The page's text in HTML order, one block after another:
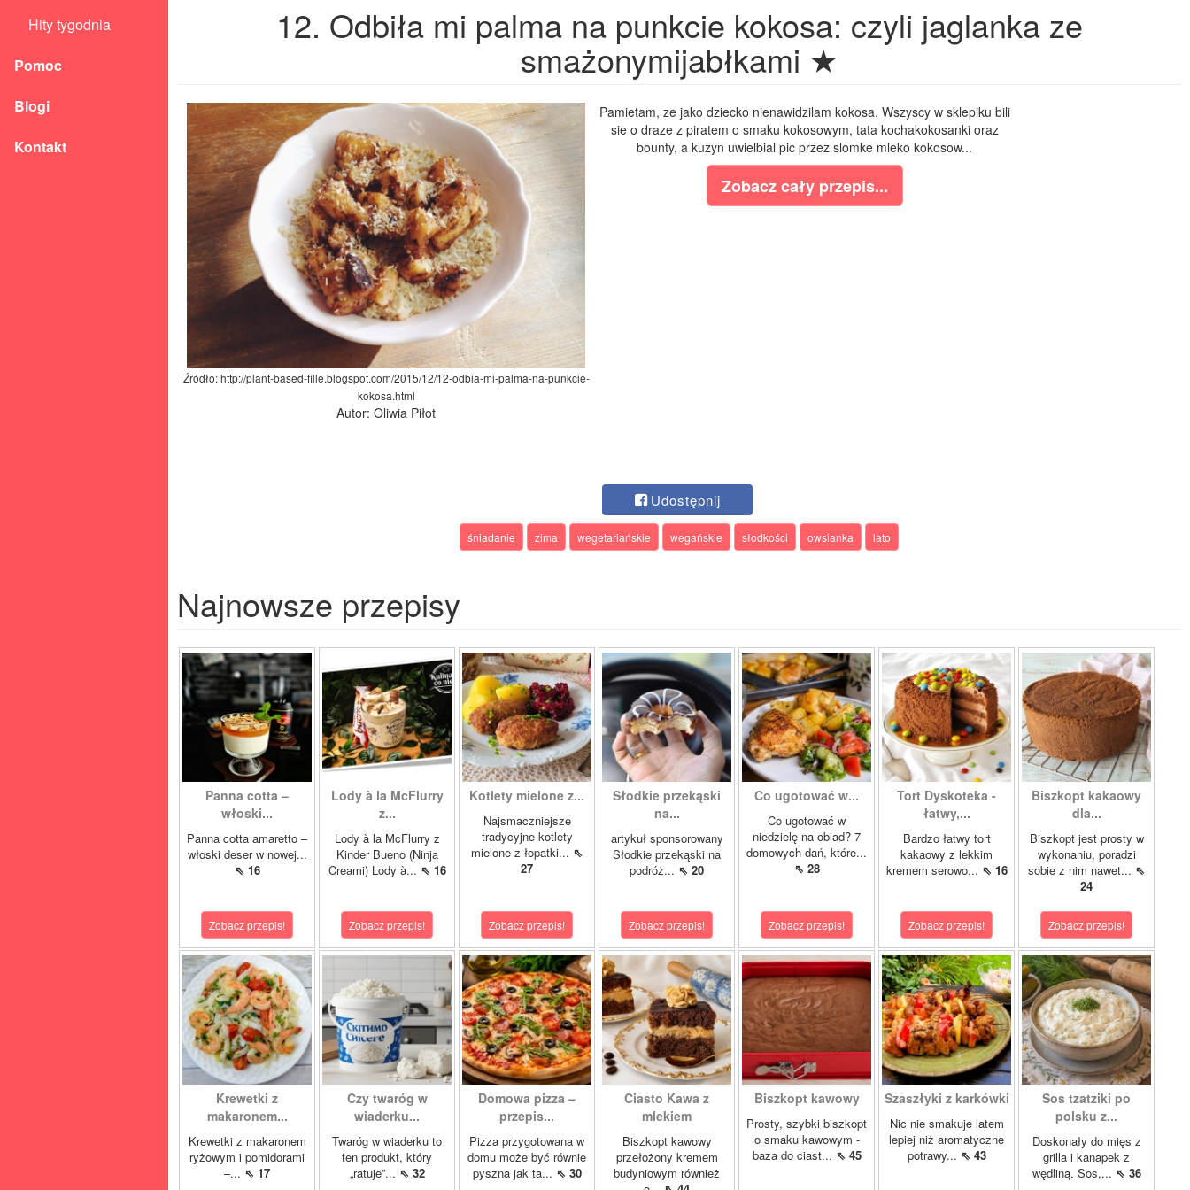
Hity tygodnia
Pomoc
Blogi
Kontakt
12. Odbiła mi palma na punkcie kokosa: czyli jaglanka ze
smażonymijabłkami ★
Źródło: http://plant-based-fille.blogspot.com/2015/12/12-odbia-mi-palma-na-punkcie-
kokosa.html
Autor: Oliwia Piłot
Pamietam, ze jako dziecko nienawidzilam kokosa. Wszyscy w sklepiku bili
sie o draze z piratem o smaku kokosowym, tata kochakokosanki oraz
bounty, a kuzyn uwielbial pic przez slomke mleko kokosow...
Zobacz cały przepis...
Udostępnij
śniadanie zima wegetariańskie wegańskie słodkości owsianka lato
Najnowsze przepisy
Panna cotta –
włoski...
Panna cotta amaretto –
włoski deser w nowej...
⇖ 16
Zobacz przepis!
Lody à la McFlurry
z...
Lody à la McFlurry z
Kinder Bueno (Ninja
Creami) Lody à... ⇖ 16
Zobacz przepis!
Kotlety mielone z...
Najsmaczniejsze
tradycyjne kotlety
mielone z łopatki... ⇖
27
Zobacz przepis!
Słodkie przekąski
na...
artykuł sponsorowany
Słodkie przekąski na
podróż... ⇖ 20
Zobacz przepis!
Co ugotować w...
Co ugotować w
niedzielę na obiad? 7
domowych dań, które...
⇖ 28
Zobacz przepis!
Tort Dyskoteka -
łatwy,...
Bardzo łatwy tort
kakaowy z lekkim
kremem serowo... ⇖ 16
Zobacz przepis!
Biszkopt kakaowy
dla...
Biszkopt jest prosty w
wykonaniu, poradzi
sobie z nim nawet... ⇖
24
Zobacz przepis!
Krewetki z
makaronem...
Krewetki z makaronem
ryżowym i pomidorami
–... ⇖ 17
Czy twaróg w
wiaderku...
Twaróg w wiaderku to
ten produkt, który
„ratuje”... ⇖ 32
Domowa pizza –
przepis...
Pizza przygotowana w
domu może być równie
pyszna jak ta... ⇖ 30
Ciasto Kawa z
mlekiem
Biszkopt kawowy
przełożony kremem
budyniowym również
Biszkopt kawowy
Prosty, szybki biszkopt
o smaku kawowym -
baza do ciast... ⇖ 45
Szaszłyki z karkówki
Nic nie smakuje latem
lepiej niż aromatyczne
potrawy... ⇖ 43
Sos tzatziki po
polsku z...
Doskonały do mięs z
grilla i kanapek z
wędliną. Sos,... ⇖ 36